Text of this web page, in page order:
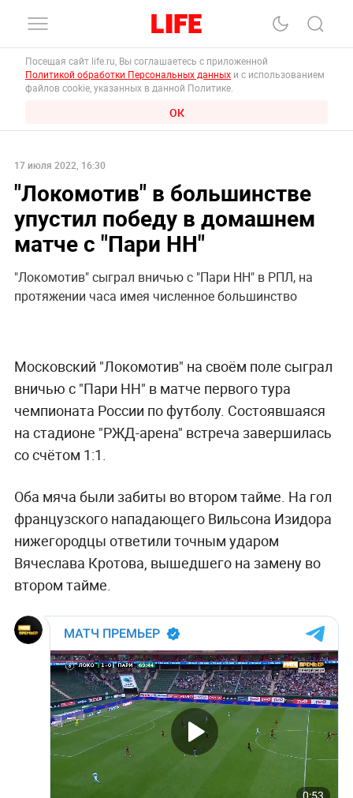
Посещая сайт life.ru, Вы соглашаетесь с приложенной
Политикой обработки Персональных данных и с использованием
файлов cookie, указанных в данной Политике.
ОК
17 июля 2022, 16:30
"Локомотив" в большинстве
упустил победу в домашнем
матче с "Пари НН"
"Локомотив" сыграл вничью с "Пари НН" в РПЛ, на
протяжении часа имея численное большинство
Московский "Локомотив" на своём поле сыграл
вничью с "Пари НН" в матче первого тура
чемпионата России по футболу. Состоявшаяся
на стадионе "РЖД-арена" встреча завершилась
со счётом 1:1.
Оба мяча были забиты во втором тайме. На гол
французского нападающего Вильсона Изидора
нижегородцы ответили точным ударом
Вячеслава Кротова, вышедшего на замену во
втором тайме.